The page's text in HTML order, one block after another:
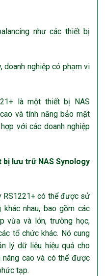
như các thiết bị
doanh nghiệp có phạm vi
là một thiết bị NAS
và tính năng bảo mật
với các doanh nghiệp
bị lưu trữ NAS Synology
RS1221+ có thể được sử
nhau, bao gồm các
vừa và lớn, trường học,
tổ chức khác. Nó cung
lý dữ liệu hiệu quả cho
cao và có thể được
tạp.